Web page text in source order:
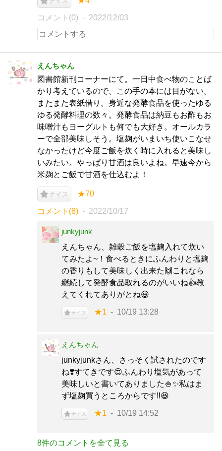
コメント(0) 2022/12/03
えんちゃん
図書館新刊コーナーにて。一日中食べ物のことば
かり考えているので、この手の本には目がない。
またまた表紙借り。身近な発酵食品を使ったゆる
ゆる発酵料理の数々。発酵食品は納豆もお酢もお
味噌汁もヨーグルトも何でも大好き。オールカラ
ーで全部美味しそう。塩麹がいまいち使いこなせ
なかったけど今度ご飯を炊く時に入れると美味し
いみたい。やっぱり甘酒は良いよね。早速今から
米麹とご飯で甘酒を仕込むよ！
ナイス ★70
コメント(8) 2022/10/17
junkyjunk
えんちゃん、雑穀ご飯を塩麹入れて炊い
てみたよ~！食べるときにふんわりと塩麹
の香りもして美味しく出来た🙌これなら
継続して発酵食品取れるのがいいね👍️教
えてくれてありがとね😃
ナイス ★1 10/19 13:28
えんちゃん
junkyjunkさん、さっそく試されたのです
ね❣️すてきです😍ふんわり塩気があって
美味しいと書いてありました🍚✨私はま
ず塩麹買うところからです‼️😆
ナイス ★1 10/19 14:52
8件のコメントを全て見る